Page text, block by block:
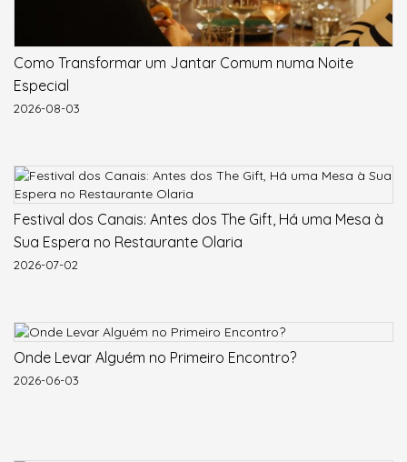
Como Transformar um Jantar Comum numa Noite
Especial
2026-08-03
Festival dos Canais: Antes dos The Gift, Há uma Mesa à
Sua Espera no Restaurante Olaria
2026-07-02
Onde Levar Alguém no Primeiro Encontro?
2026-06-03